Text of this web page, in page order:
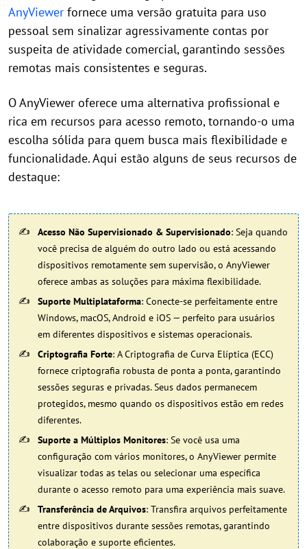
AnyViewer fornece uma versão gratuita para uso
pessoal sem sinalizar agressivamente contas por
suspeita de atividade comercial, garantindo sessões
remotas mais consistentes e seguras.
O AnyViewer oferece uma alternativa profissional e
rica em recursos para acesso remoto, tornando-o uma
escolha sólida para quem busca mais flexibilidade e
funcionalidade. Aqui estão alguns de seus recursos de
destaque:
Acesso Não Supervisionado & Supervisionado: Seja quando
você precisa de alguém do outro lado ou está acessando
dispositivos remotamente sem supervisão, o AnyViewer
oferece ambas as soluções para máxima flexibilidade.
Suporte Multiplataforma: Conecte-se perfeitamente entre
Windows, macOS, Android e iOS — perfeito para usuários
em diferentes dispositivos e sistemas operacionais.
Criptografia Forte: A Criptografia de Curva Elíptica (ECC)
fornece criptografia robusta de ponta a ponta, garantindo
sessões seguras e privadas. Seus dados permanecem
protegidos, mesmo quando os dispositivos estão em redes
diferentes.
Suporte a Múltiplos Monitores: Se você usa uma
configuração com vários monitores, o AnyViewer permite
visualizar todas as telas ou selecionar uma específica
durante o acesso remoto para uma experiência mais suave.
Transferência de Arquivos: Transfira arquivos perfeitamente
entre dispositivos durante sessões remotas, garantindo
colaboração e suporte eficientes.